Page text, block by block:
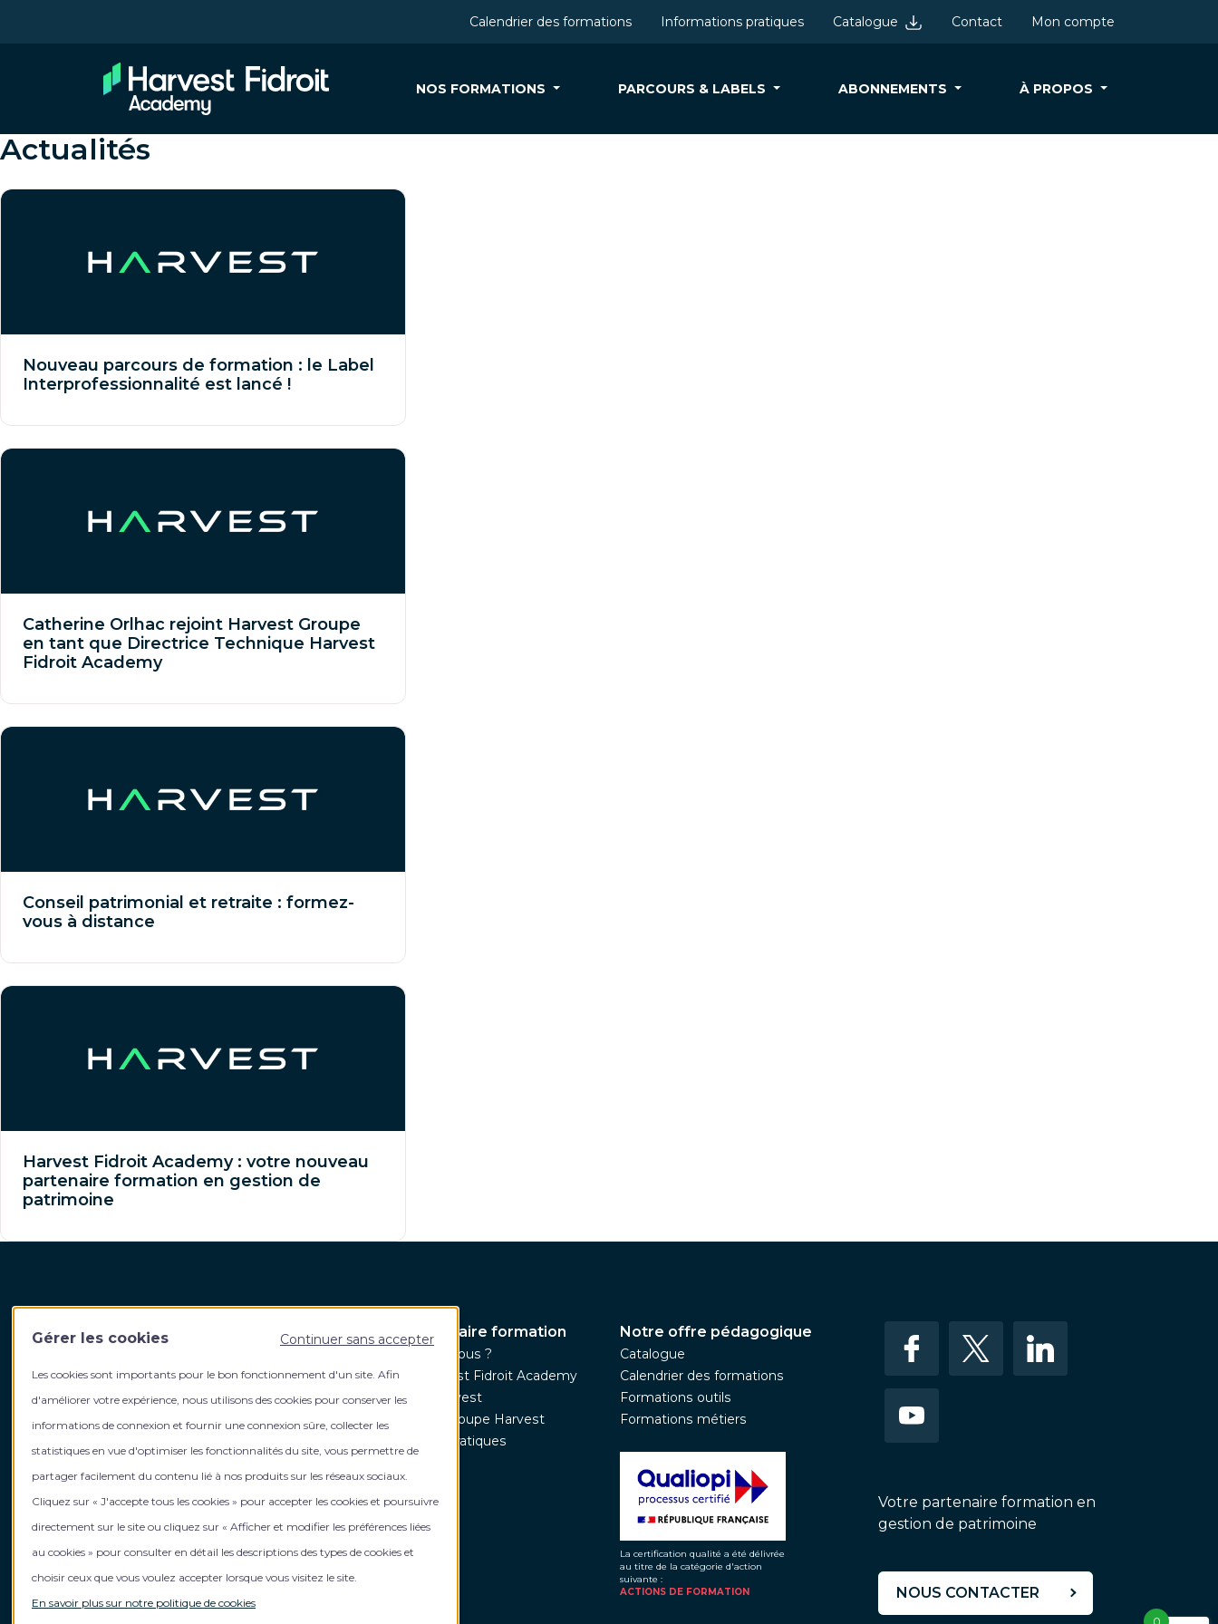
Calendrier des formations Informations pratiques Catalogue Contact Mon compte
NOS FORMATIONS PARCOURS & LABELS ABONNEMENTS À PROPOS
Actualités
Nouveau parcours de formation : le Label
Interprofessionnalité est lancé !
Catherine Orlhac rejoint Harvest Groupe
en tant que Directrice Technique Harvest
Fidroit Academy
Conseil patrimonial et retraite : formez-
vous à distance
Harvest Fidroit Academy : votre nouveau
partenaire formation en gestion de
patrimoine
Harvest Fidroit Academy
Contact
Contact formation intra entreprise
Contact formation inter entreprise
Politique de gestion des cookies
Gérer mes cookies
Politique de confidentialité
CGV
Votre partenaire formation
Qui sommes-nous ?
L’équipe Harvest Fidroit Academy
Le groupe Harvest
Rejoignez le groupe Harvest
Informations pratiques
Notre offre pédagogique
Catalogue
Calendrier des formations
Formations outils
Formations métiers
La certification qualité a été délivrée
au titre de la catégorie d'action
suivante :
ACTIONS DE FORMATION
Votre partenaire formation en
gestion de patrimoine
NOUS CONTACTER
Gérer les cookies Continuer sans accepter
Les cookies sont importants pour le bon fonctionnement d'un site. Afin
d'améliorer votre expérience, nous utilisons des cookies pour conserver les
informations de connexion et fournir une connexion sûre, collecter les
statistiques en vue d'optimiser les fonctionnalités du site, vous permettre de
partager facilement du contenu lié à nos produits sur les réseaux sociaux.
Cliquez sur « J'accepte tous les cookies » pour accepter les cookies et poursuivre
directement sur le site ou cliquez sur « Afficher et modifier les préférences liées
au cookies » pour consulter en détail les descriptions des types de cookies et
choisir ceux que vous voulez accepter lorsque vous visitez le site.
En savoir plus sur notre politique de cookies